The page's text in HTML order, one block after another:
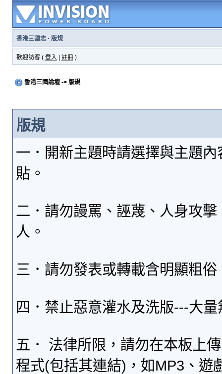
香港三國志· 版規
歡迎訪客 ( 登入 註冊)
香港三國論壇-> 版規
版規
一．開新主題時請選擇與主題
貼。
二．請勿謾罵、誣蔑、人身攻
人。
三．請勿發表或轉載含明顯粗
四．禁止惡意灌水及洗版---大
五． 法律所限，請勿在本板上
程式(包括其連結)，如MP3、遊